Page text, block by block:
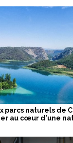
parcs naturels de
au cœur d'une